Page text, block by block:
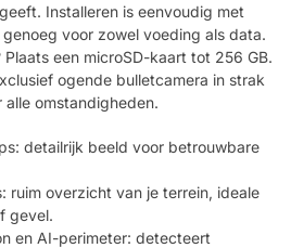
Installeren is eenvoudig met
voor zowel voeding als data.
Plaats een microSD-kaart tot 256 GB.
ogende bulletcamera in strak
omstandigheden.
detailrijk beeld voor betrouwbare
ruim overzicht van je terrein, ideale
gevel.
en AI-perimeter: detecteert